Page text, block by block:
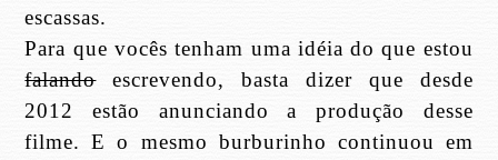
escassas.
Para que vocês tenham uma idéia do que estou
falandoescrevendo, basta dizer que desde
2012 estão anunciando a produção desse
filme. E o mesmo burburinho continuou em